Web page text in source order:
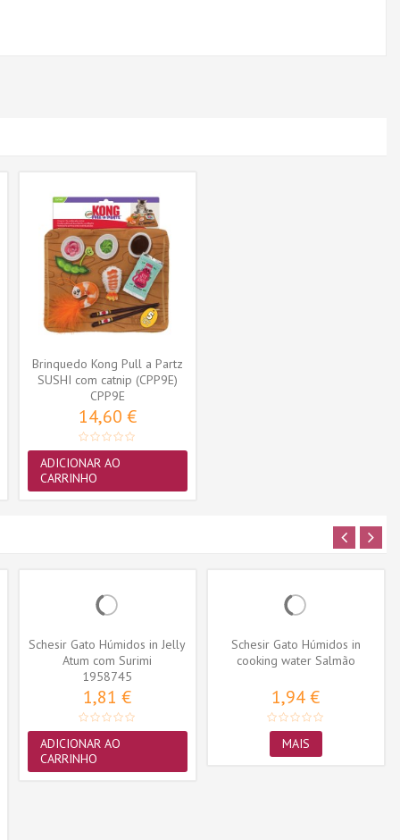
Brinquedo Kong Pull a Partz
SUSHI com catnip (CPP9E)
CPP9E
14,60 €
ADICIONAR AO
CARRINHO
Schesir Gato Húmidos in Jelly
Atum com Surimi
1958745
1,81 €
ADICIONAR AO
CARRINHO
Schesir Gato Húmidos in
cooking water Salmão
1,94 €
MAIS